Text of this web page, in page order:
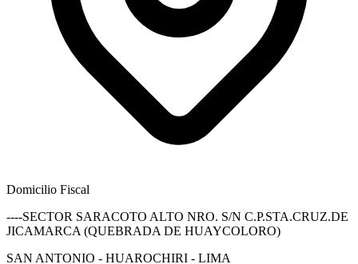
Domicilio Fiscal
----SECTOR SARACOTO ALTO NRO. S/N C.P.STA.CRUZ.DE
JICAMARCA (QUEBRADA DE HUAYCOLORO)
SAN ANTONIO - HUAROCHIRI - LIMA